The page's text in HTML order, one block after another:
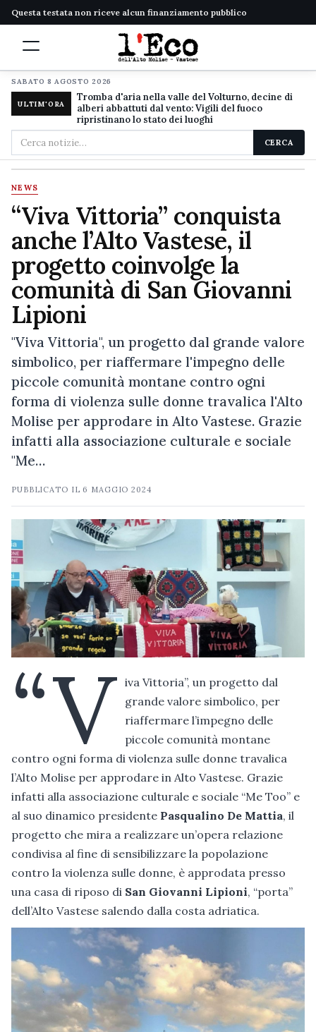
Questa testata non riceve alcun finanziamento pubblico
SABATO 8 AGOSTO 2026
ULTIM'ORA
Tromba d'aria nella valle del Volturno, decine di
alberi abbattuti dal vento: Vigili del fuoco
ripristinano lo stato dei luoghi
Cerca
nel
sito
CERCA
NEWS
“Viva Vittoria” conquista
anche l’Alto Vastese, il
progetto coinvolge la
comunità di San Giovanni
Lipioni
"Viva Vittoria", un progetto dal grande valore
simbolico, per riaffermare l'impegno delle
piccole comunità montane contro ogni
forma di violenza sulle donne travalica l'Alto
Molise per approdare in Alto Vastese. Grazie
infatti alla associazione culturale e sociale
"Me…
PUBBLICATO IL 6 MAGGIO 2024
“V
iva Vittoria”, un progetto dal
grande valore simbolico, per
riaffermare l’impegno delle
piccole comunità montane
contro ogni forma di violenza sulle donne travalica
l’Alto Molise per approdare in Alto Vastese. Grazie
infatti alla associazione culturale e sociale “Me Too” e
al suo dinamico presidente Pasqualino De Mattia, il
progetto che mira a realizzare un’opera relazione
condivisa al fine di sensibilizzare la popolazione
contro la violenza sulle donne, è approdata presso
una casa di riposo di San Giovanni Lipioni, “porta”
dell’Alto Vastese salendo dalla costa adriatica.